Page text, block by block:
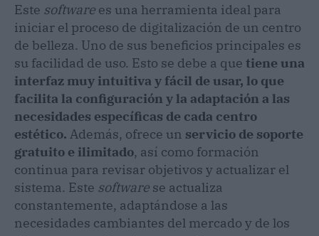
Este software es una herramienta ideal para
iniciar el proceso de digitalización de un centro
de belleza. Uno de sus beneficios principales es
su facilidad de uso. Esto se debe a que tiene una
interfaz muy intuitiva y fácil de usar, lo que
facilita la configuración y la adaptación a las
necesidades específicas de cada centro
estético. Además, ofrece un servicio de soporte
gratuito e ilimitado, así como formación
continua para revisar objetivos y actualizar el
sistema. Este software se actualiza
constantemente, adaptándose a las
necesidades cambiantes del mercado y de los